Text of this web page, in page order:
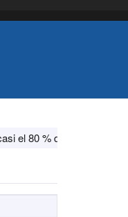
su sistema antimisiles,